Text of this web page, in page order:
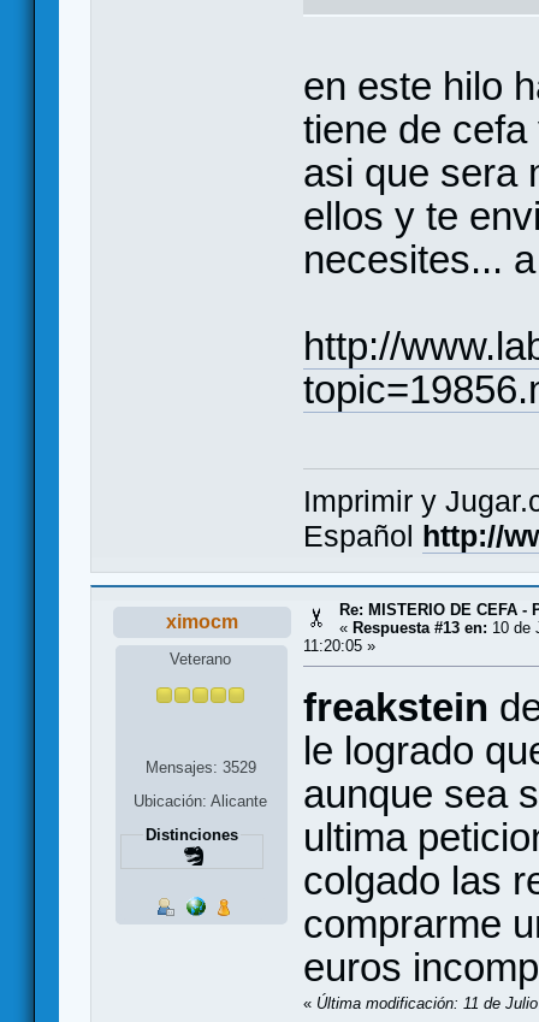
en este hilo
tiene de
asi que sera
ellos y te
necesites...
http://
Imprimir y
Español http://
ximocm
Veterano
Mensajes: 3529
Ubicación: Alicante
Distinciones
Re: MISTERIO DE CEFA -
« Respuesta #13 en: 10 de
11:20:05 »
freakstein
le logrado
aunque sea
ultima
colgado las
comprarme
euros
« Última modificación: 11 de